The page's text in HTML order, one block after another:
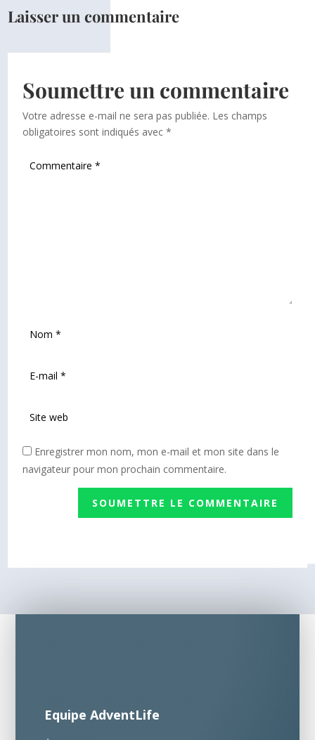
Laisser un commentaire
Soumettre un commentaire
Votre adresse e-mail ne sera pas publiée. Les champs
obligatoires sont indiqués avec*
Enregistrer mon nom, mon e-mail et mon site dans le
navigateur pour mon prochain commentaire.
SOUMETTRE LE COMMENTAIRE
Equipe AdventLife